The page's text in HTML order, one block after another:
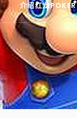
介绍红龙POKER